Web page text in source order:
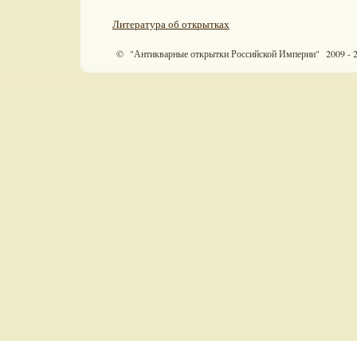
Литература об открытках
© "Антикварные открытки Российской Империи" 2009 -